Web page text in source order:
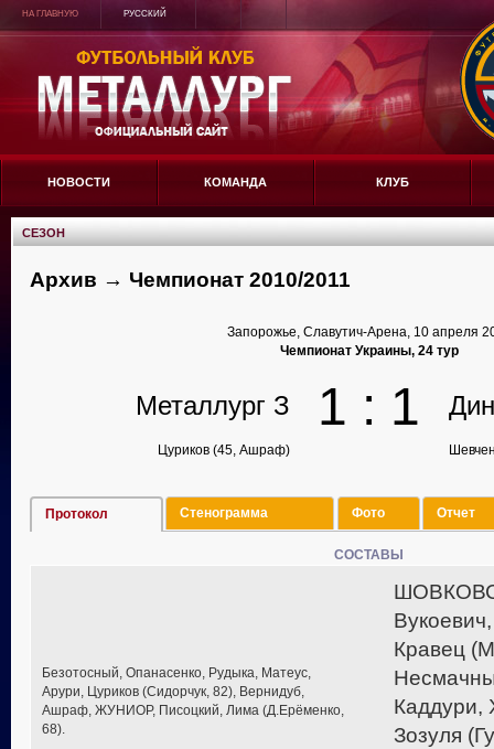
НА ГЛАВНУЮ РУССКИЙ
НОВОСТИ КОМАНДА КЛУБ
СЕЗОН
Архив → Чемпионат 2010/2011
Запорожье, Славутич-Арена, 10 апреля
Чемпионат Украины, 24 тур
Металлург З 1 : 1
Цуриков (45, Ашраф)
Протокол Стенограмма Фото Отчет
СОСТАВЫ
Безотосный, Опанасенко, Рудыка, Матеус,
Арури, Цуриков (Сидорчук, 82), Вернидуб,
Ашраф, ЖУНИОР, Писоцкий, Лима (Д.Ерёменко,
68).
Кравец
Каддури,
Зозуля